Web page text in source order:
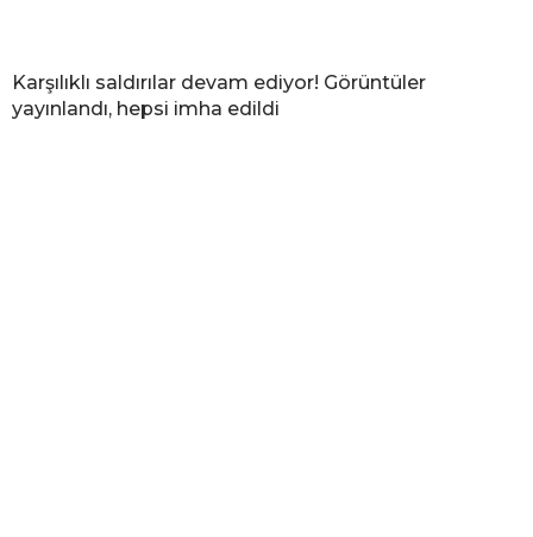
Karşılıklı saldırılar devam ediyor! Görüntüler
yayınlandı, hepsi imha edildi